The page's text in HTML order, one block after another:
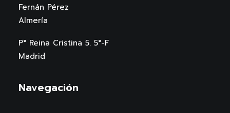
Fernán Pérez
Almería
P° Reina Cristina 5. 5°-F
Madrid
Navegación